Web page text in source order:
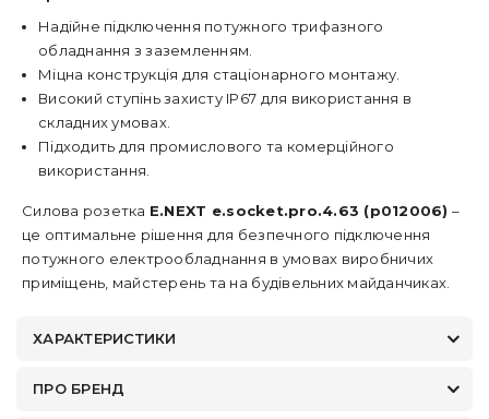
Надійне підключення потужного трифазного
обладнання з заземленням.
Міцна конструкція для стаціонарного монтажу.
Високий ступінь захисту IP67 для використання в
складних умовах.
Підходить для промислового та комерційного
використання.
Силова розетка E.NEXT e.socket.pro.4.63 (p012006) –
це оптимальне рішення для безпечного підключення
потужного електрообладнання в умовах виробничих
приміщень, майстерень та на будівельних майданчиках.
ХАРАКТЕРИСТИКИ
ПРО БРЕНД